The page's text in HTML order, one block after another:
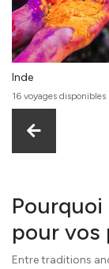
Inde
16 voyages disponibles
pour vos
Entre traditions